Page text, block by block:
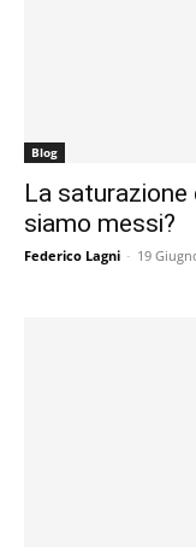
Blog
La saturazione
siamo messi?
Federico Lagni - 19